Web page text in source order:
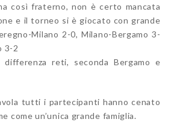
così fraterno, non è certo mancata
e il torneo si è giocato con grande
Milano 2-0, Milano-Bergamo 3-
3-2
differenza reti, seconda Bergamo e
tutti i partecipanti hanno cenato
come un’unica grande famiglia.